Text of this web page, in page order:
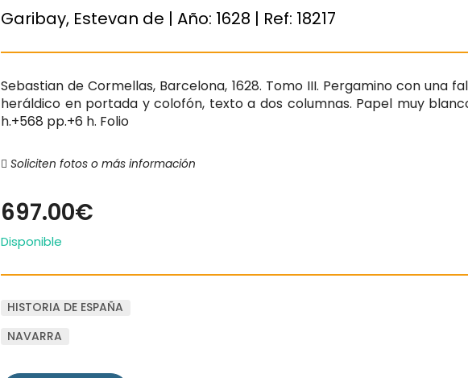
Garibay, Estevan de | Año: 1628 | Ref: 18217
Sebastian de Cormellas, Barcelona, 1628. Tomo III. Pergamino con una
heráldico en portada y colofón, texto a dos columnas. Papel muy
h.+568 pp.+6 h. Folio
Soliciten fotos o más información
697.00€
Disponible
HISTORIA DE ESPAÑA
NAVARRA